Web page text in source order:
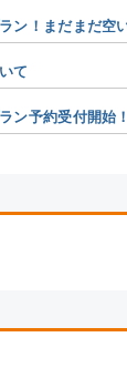
ン！まだまだ空
て
ン予約受付開始！